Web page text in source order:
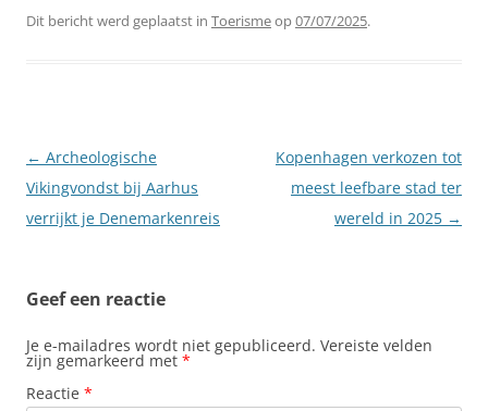
Dit bericht werd geplaatst in Toerismeop07/07/2025.
Berichtnavigatie
← Archeologische
Vikingvondst bij Aarhus
verrijkt je Denemarkenreis
Kopenhagen verkozen tot
meest leefbare stad ter
wereld in 2025 →
Geef een reactie
Je e-mailadres wordt niet gepubliceerd. Vereiste velden
zijn gemarkeerd met *
Reactie *